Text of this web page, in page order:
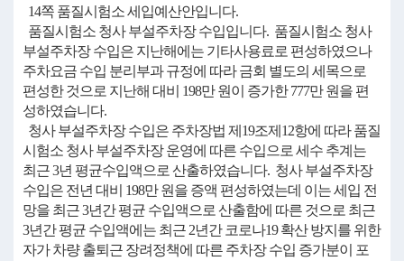
14쪽 품질시험소 세입예산안입니다.
품질시험소 청사 부설주차장 수입입니다. 품질시험소 청사
부설주차장 수입은 지난해에는 기타사용료로 편성하였으나
주차요금 수입 분리부과 규정에 따라 금회 별도의 세목으로
편성한 것으로 지난해 대비 198만 원이 증가한 777만 원을 편
성하였습니다.
청사 부설주차장 수입은 주차장법 제19조제12항에 따라 품질
시험소 청사 부설주차장 운영에 따른 수입으로 세수 추계는
최근 3년 평균수입액으로 산출하였습니다. 청사 부설주차장
수입은 전년 대비 198만 원을 증액 편성하였는데 이는 세입 전
망을 최근 3년간 평균 수입액으로 산출함에 따른 것으로 최근
3년간 평균 수입액에는 최근 2년간 코로나19 확산 방지를 위한
자가 차량 출퇴근 장려정책에 따른 주차장 수입 증가분이 포